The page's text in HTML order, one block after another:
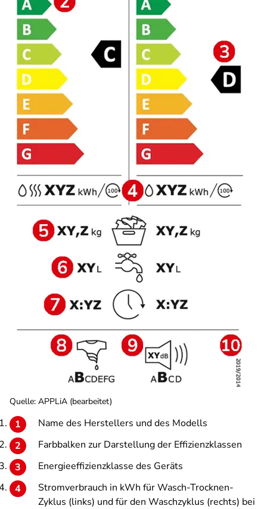
Quelle: APPLiA (bearbeitet)
Name des Herstellers und des Modells
Farbbalken zur Darstellung der Effizienzklassen
Energieeffizienzklasse des Geräts
Stromverbrauch in kWh für Wasch-Trocknen-
Zyklus (links) und für den Waschzyklus (rechts) bei